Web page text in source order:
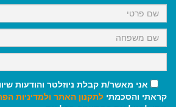
p
m
אני מאשר/ת קבלת ניוזלטר והודעות
קראתי והסכמתי לתקנון האתר ולמדיניות